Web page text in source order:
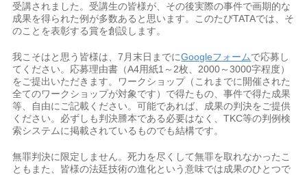
受講されました。受講生の皆様が、その後実際の事件で画期的な
成果を得られた例が多数あると思います。このたびTATAでは、そ
のことを表彰する賞を創設します。
我こそはと思う皆様は、7月末日までにGoogleフォームで応募し
てください。応募理由書（A4用紙1～2枚、2000～3000字程度）
をご提出いただきます。ワークショップ（これまでに開催された
全てのワークショップが対象です）で得たもの、事件で得た成果
等、自由にご記載ください。可能であれば、成果の判決をご提供
ください。必ずしも判決謄本である必要はなく、TKC等の判例検
索システムに掲載されているものでも結構です。
無罪判決に限定しません。死力を尽くして無罪を取れなかったこ
ともまた、皆様の法廷技術の進化という意味では成果のひとつで